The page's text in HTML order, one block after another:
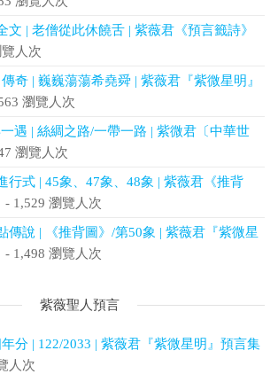
文 | 老僧從此休饒舌 | 紫薇君《預言籤詩》
人次
奇 | 巍巍蕩蕩希堯舜 | 紫薇君『紫微星明』
瀏覽人次
遇 | 絲綢之路/一帶一路 | 紫微君〔中華世
瀏覽人次
行式 | 45象、47象、48象 | 紫薇君《推背
- 1,529 瀏覽人次
傳說 | 《推背圖》/第50象 | 紫薇君『紫微星
- 1,498 瀏覽人次
紫薇聖人預言
分 | 122/2033 | 紫薇君『紫微星明』預言集
人次